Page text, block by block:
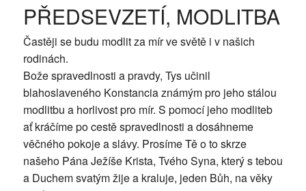
PŘEDSEVZETÍ, MODLITBA
Častěji se budu modlit za mír ve světě i v našich
rodinách.
Bože spravedlnosti a pravdy, Tys učinil
blahoslaveného Konstancia známým pro jeho stálou
modlitbu a horlivost pro mír. S pomocí jeho modliteb
ať kráčíme po cestě spravedlnosti a dosáhneme
věčného pokoje a slávy. Prosíme Tě o to skrze
našeho Pána Ježíše Krista, Tvého Syna, který s tebou
a Duchem svatým žije a kraluje, jeden Bůh, na věky